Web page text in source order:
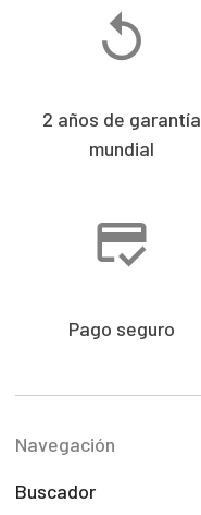
2 años de garantía
mundial
Pago seguro
Navegación
Buscador